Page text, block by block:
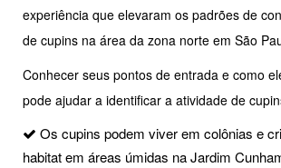
experiência que elevaram os padrões de
de cupins na área da zona norte em São
Conhecer seus pontos de entrada e como
pode ajudar a identificar a atividade de
Os cupins podem viver em colônias e
habitat em áreas úmidas na Jardim